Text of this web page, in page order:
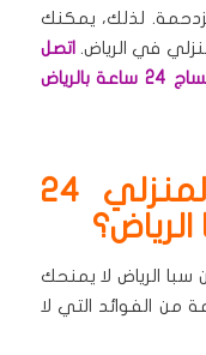
لذلك، يمكنك
في الرياض. اتصل
ساعة بالرياض
🌟 فوائد المساج المنزلي 24
الرياض لا يمنحك
الفوائد التي لا